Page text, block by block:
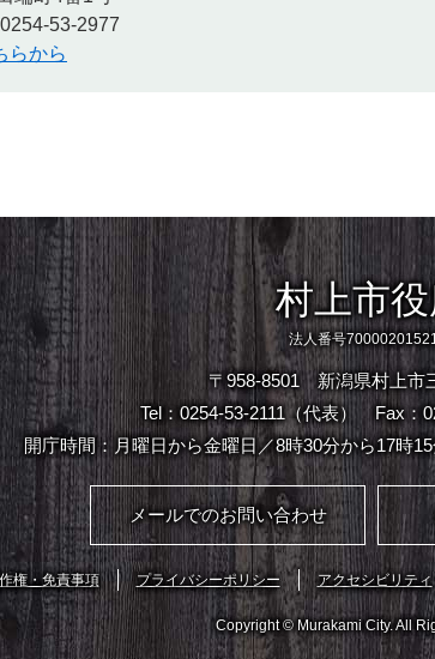
53-2977
らから
村上市
法人番号
〒958-8501 新潟県村上市
Tel：0254-53-2111（代表）
Fax：
開庁時間：月曜日から金曜日／8時30分から17時
メールでのお問い合わせ
権・免責事項 プライバシーポリシー アクセシビリティ
Copyright © Murakami City. All